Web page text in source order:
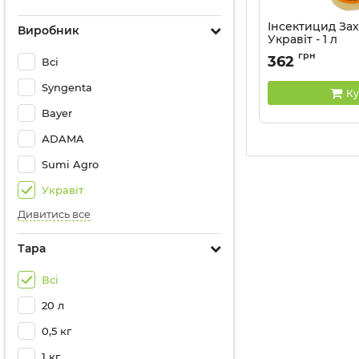
Виробник
Всі
Syngenta
Bayer
АDAMA
Sumi Agro
Укравіт
Дивитись все
Тара
Всі
20 л
0,5 кг
Інсектицид
Укравіт - 1 л
Артикул: 13035010
362 грн